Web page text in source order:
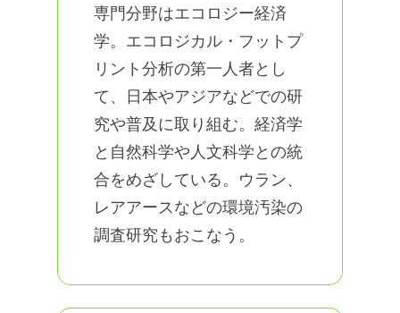
専門分野はエコロジー経済
学。エコロジカル・フットプ
リント分析の第一人者とし
て、日本やアジアなどでの研
究や普及に取り組む。経済学
と自然科学や人文科学との統
合をめざしている。ウラン、
レアアースなどの環境汚染の
調査研究もおこなう。